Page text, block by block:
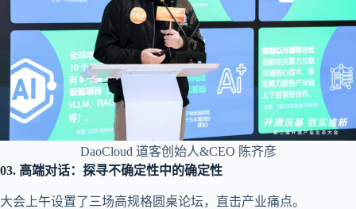
DaoCloud 道客创始人&CEO 陈齐彦
03. 高端对话：探寻不确定性中的确定性
大会上午设置了三场高规格圆桌论坛，直击产业痛点。